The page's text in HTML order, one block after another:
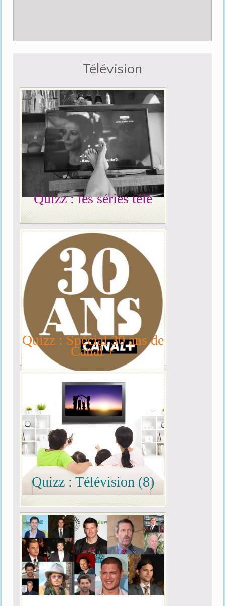
Télévision
Quizz : les séries télé
Quizz : Spécial 30 ans de
Canal +
Quizz : Télévision (8)